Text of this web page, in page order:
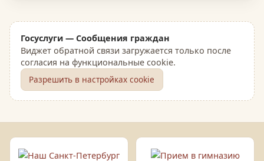
Госуслуги — Сообщения граждан
Виджет обратной связи загружается только после
согласия на функциональные cookie.
Разрешить в настройках cookie